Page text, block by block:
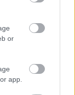
or
app.